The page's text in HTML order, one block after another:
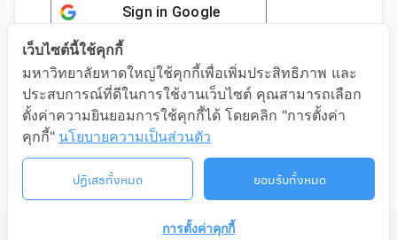
Sign in Google
Sign in with Google
©2026 LIFELONG.HU.AC.TH. ALL RIGHTS RESERVED.
เว็บไซต์นี้ใช้คุกกี้
มหาวิทยาลัยหาดใหญ่ใช้คุกกี้เพื่อเพิ่มประสิทธิภาพ และ
ประสบการณ์ที่ดีในการใช้งานเว็บไซต์ คุณสามารถเลือก
ตั้งค่าความยินยอมการใช้คุกกี้ได้ โดยคลิก "การตั้งค่า
คุกกี้" นโยบายความเป็นส่วนตัว
ปฏิเสธทั้งหมด ยอมรับทั้งหมด
การตั้งค่าคุกกี้